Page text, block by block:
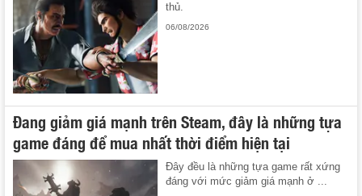
thủ.
06/08/2026
Đang giảm giá mạnh trên Steam, đây là những tựa
game đáng để mua nhất thời điểm hiện tại
Đây đều là những tựa game rất xứng
đáng với mức giảm giá mạnh ở ...